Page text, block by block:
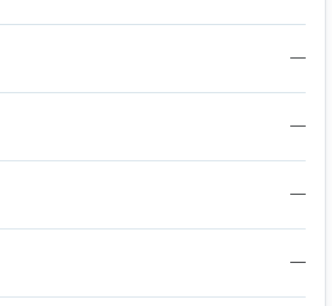
—
—
—
—